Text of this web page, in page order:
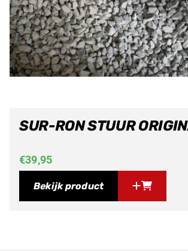
SUR-RON STUUR
€39,95
Bekijk product